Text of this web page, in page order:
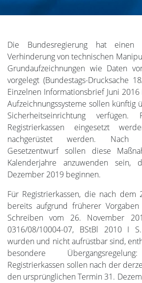
Die Bundesregierung hat einen
Verhinderung von technischen
Grundaufzeichnungen wie Daten
vorgelegt (Bundestags-Drucksache
Einzelnen Informationsbrief Juni
Aufzeichnungssysteme sollen künftig
Sicherheitseinrichtung verfügen.
Registrierkassen eingesetzt
nachgerüstet werden. Nach
Gesetzentwurf sollen diese
Kalenderjahre anzuwenden
Dezember 2019 beginnen.
Für Registrierkassen, die nach dem
bereits aufgrund früherer
Schreiben vom 26. November
0316/08/10004-07, BStBl 2010 I
wurden und nicht aufrüstbar sind,
besondere
Registrierkassen sollen nach der
den ursprünglichen Termin 31.